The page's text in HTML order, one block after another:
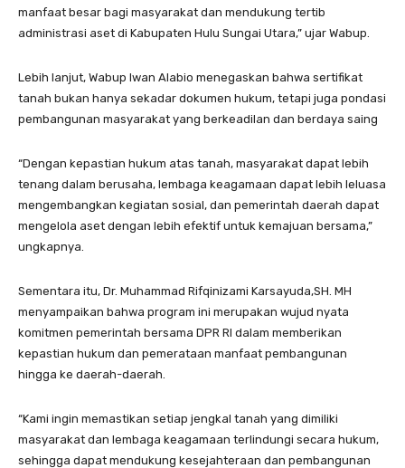
manfaat besar bagi masyarakat dan mendukung tertib
administrasi aset di Kabupaten Hulu Sungai Utara,” ujar Wabup.
Lebih lanjut, Wabup Iwan Alabio menegaskan bahwa sertifikat
tanah bukan hanya sekadar dokumen hukum, tetapi juga pondasi
pembangunan masyarakat yang berkeadilan dan berdaya saing
“Dengan kepastian hukum atas tanah, masyarakat dapat lebih
tenang dalam berusaha, lembaga keagamaan dapat lebih leluasa
mengembangkan kegiatan sosial, dan pemerintah daerah dapat
mengelola aset dengan lebih efektif untuk kemajuan bersama,”
ungkapnya.
Sementara itu, Dr. Muhammad Rifqinizami Karsayuda,SH. MH
menyampaikan bahwa program ini merupakan wujud nyata
komitmen pemerintah bersama DPR RI dalam memberikan
kepastian hukum dan pemerataan manfaat pembangunan
hingga ke daerah-daerah.
“Kami ingin memastikan setiap jengkal tanah yang dimiliki
masyarakat dan lembaga keagamaan terlindungi secara hukum,
sehingga dapat mendukung kesejahteraan dan pembangunan